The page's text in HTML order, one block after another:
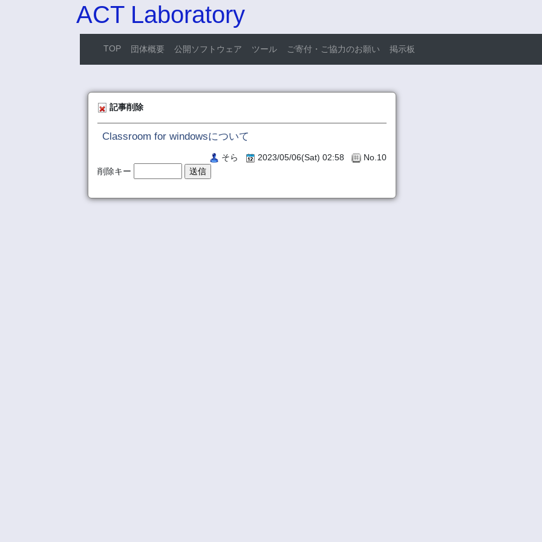
ACT Laboratory
TOP 団体概要 公開ソフトウェア ツール ご寄付・ご協力のお願い 掲示板
記事削除
Classroom for windowsについて
そら 2023/05/06(Sat) 02:58
No.10
削除キー